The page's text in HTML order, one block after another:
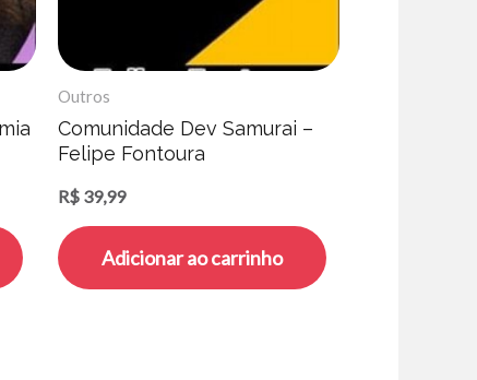
Outros
Comunidade Dev Samurai –
Felipe Fontoura
R$ 39,99
Adicionar ao carrinho